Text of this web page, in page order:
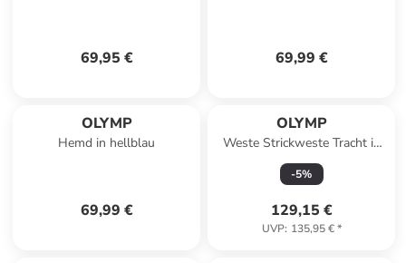
69,95 € 69,99 €
OLYMP
Hemd in hellblau
69,99 €
OLYMP
Weste Strickweste Tracht in
Grau
-5%
129,15 €
UVP: 135,95 €*